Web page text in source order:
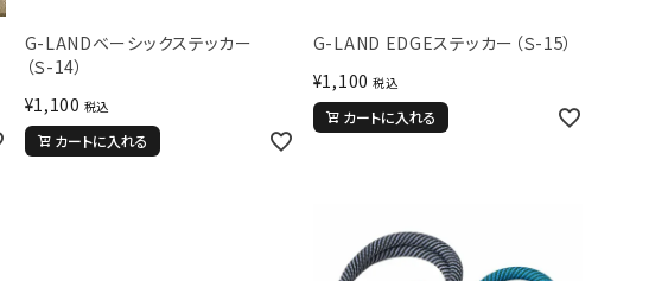
G-LANDベーシックステッカー
（Ｓ-14）
¥1,100 税込
カートに入れる
G-LAND EDGEステッカー（Ｓ-15）
¥1,100 税込
カートに入れる